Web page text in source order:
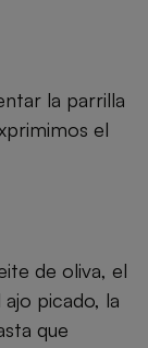
la parrilla
el
de oliva, el
picado, la
que